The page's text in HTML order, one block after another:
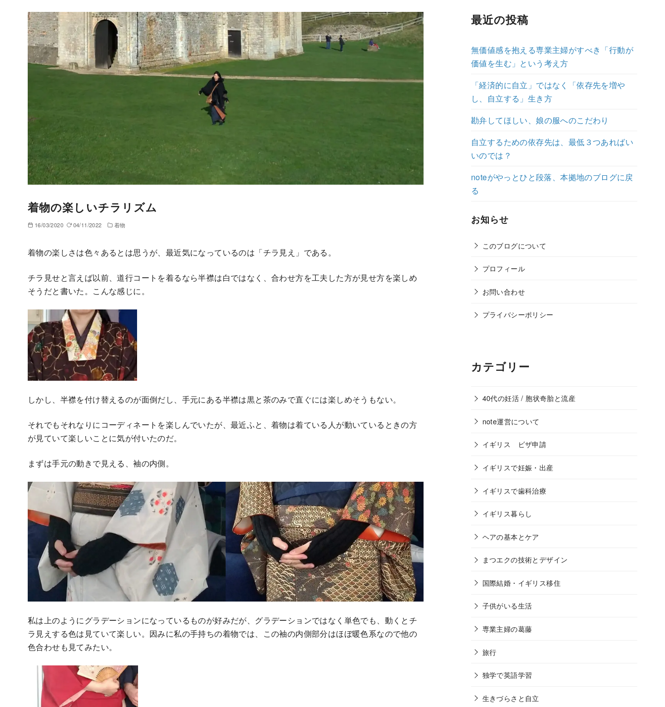
着物の楽しいチラリズム
16/03/2020 04/11/2022 着物
着物の楽しさは色々あるとは思うが、最近気になっているのは「チラ見え」である。
チラ見せと言えば以前、道行コートを着るなら半襟は白ではなく、合わせ方を工夫した方が見せ方を楽しめ
そうだと書いた。こんな感じに。
しかし、半襟を付け替えるのが面倒だし、手元にある半襟は黒と茶のみで直ぐには楽しめそうもない。
それでもそれなりにコーディネートを楽しんでいたが、最近ふと、着物は着ている人が動いているときの方
が見ていて楽しいことに気が付いたのだ。
まずは手元の動きで見える、袖の内側。
私は上のようにグラデーションになっているものが好みだが、グラデーションではなく単色でも、動くとチ
ラ見えする色は見ていて楽しい。因みに私の手持ちの着物では、この袖の内側部分はほぼ暖色系なので他の
色合わせも見てみたい。
最近の投稿
無価値感を抱える専業主婦がすべき「行動が
価値を生む」という考え方
「経済的に自立」ではなく「依存先を増や
し、自立する」生き方
勘弁してほしい、娘の服へのこだわり
自立するための依存先は、最低３つあればい
いのでは？
noteがやっとひと段落、本拠地のブログに戻
る
お知らせ
このブログについて
プロフィール
お問い合わせ
プライバシーポリシー
カテゴリー
40代の妊活 / 胞状奇胎と流産
note運営について
イギリス ビザ申請
イギリスで妊娠・出産
イギリスで歯科治療
イギリス暮らし
ヘアの基本とケア
まつエクの技術とデザイン
国際結婚・イギリス移住
子供がいる生活
専業主婦の葛藤
旅行
独学で英語学習
生きづらさと自立